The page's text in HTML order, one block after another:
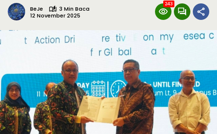
BeJe
3 Min Baca
12 November 2025
243